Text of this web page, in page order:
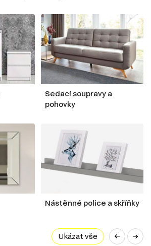
Sedací soupravy a
pohovky
Nástěnné police a skříňky
Ukázat vše